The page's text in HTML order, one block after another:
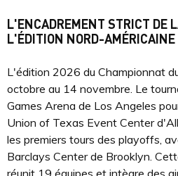
L'ENCADREMENT STRICT DE
L'ÉDITION NORD-AMÉRICAINE
L'édition 2026 du Championnat
octobre au 14 novembre. Le
Games Arena de Los Angeles
Union of Texas Event Center
les premiers tours des playoffs,
Barclays Center de Brooklyn.
réunit 19 équipes et intègre des